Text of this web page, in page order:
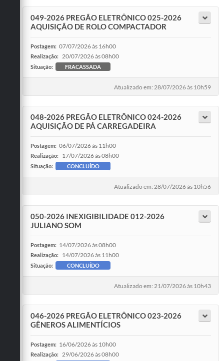
049-2026 PREGÃO ELETRÔNICO 025-2026
AQUISIÇÃO DE ROLO COMPACTADOR
Postagem: 07/07/2026 às 16h00
Realização: 20/07/2026 às 08h00
Situação: FRACASSADA
Atualizado em: 28/07/2026 às 10h59
048-2026 PREGÃO ELETRÔNICO 024-2026
AQUISIÇÃO DE PÁ CARREGADEIRA
Postagem: 06/07/2026 às 11h00
Realização: 17/07/2026 às 08h00
Situação: CONCLUÍDO
Atualizado em: 28/07/2026 às 10h56
050-2026 INEXIGIBILIDADE 012-2026
JULIANO SOM
Postagem: 14/07/2026 às 08h00
Realização: 14/07/2026 às 11h00
Situação: CONCLUÍDO
Atualizado em: 21/07/2026 às 10h43
046-2026 PREGÃO ELETRÔNICO 023-2026
GÊNEROS ALIMENTÍCIOS
Postagem: 16/06/2026 às 10h00
Realização: 29/06/2026 às 08h00